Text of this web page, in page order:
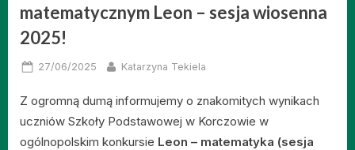
matematycznym Leon – sesja wiosenna
2025!
Posted
27/06/2025 By
Katarzyna Tekiela
Z ogromną dumą informujemy o znakomitych wynikach
uczniów Szkoły Podstawowej w Korczowie w
ogólnopolskim konkursie Leon – matematyka (sesja